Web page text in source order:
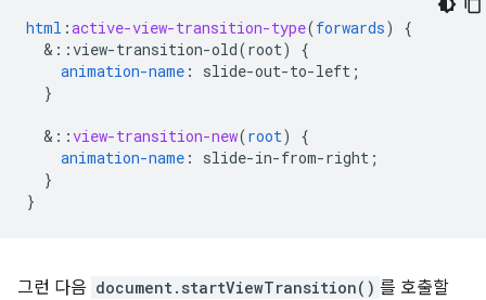
html :active-view-transition-type(forwards)
{
& ::view-transition-old(root)
{
animation-name : slide-out-to-left ;
}
& ::view-transition-new(root)
{
animation-name : slide-in-from-right ;
}
}
그런 다음 document.startViewTransition() 를 호출할